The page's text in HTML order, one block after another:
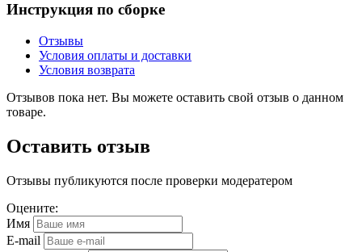
Инструкция по сборке
Отзывы
Условия оплаты и доставки
Условия возврата
Отзывов пока нет. Вы можете оставить свой отзыв о данном
товаре.
Оставить отзыв
Отзывы публикуются после проверки модератером
Оцените:
Имя
E-mail